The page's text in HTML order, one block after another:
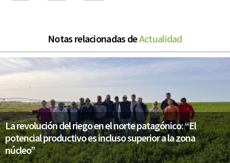
Notas relacionadas deActualidad
La revolución del riego en el norte patagónico: “El
potencial productivo es incluso superior a la zona
núcleo”